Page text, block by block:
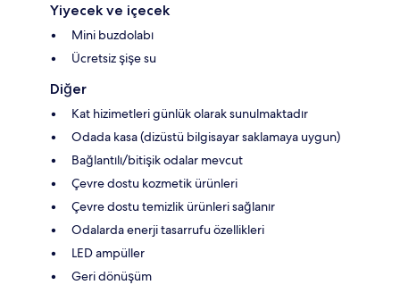
Yiyecek ve içecek
Mini buzdolabı
Ücretsiz şişe su
Diğer
Kat hizimetleri günlük olarak sunulmaktadır
Odada kasa (dizüstü bilgisayar saklamaya uygun)
Bağlantılı/bitişik odalar mevcut
Çevre dostu kozmetik ürünleri
Çevre dostu temizlik ürünleri sağlanır
Odalarda enerji tasarrufu özellikleri
LED ampüller
Geri dönüşüm